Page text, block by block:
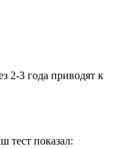
2-3 года приводят к
тест показал: